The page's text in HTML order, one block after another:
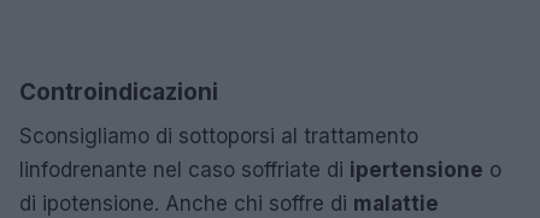
Controindicazioni
Sconsigliamo di sottoporsi al trattamento
linfodrenante nel caso soffriate di ipertensione o
di ipotensione. Anche chi soffre di malattie